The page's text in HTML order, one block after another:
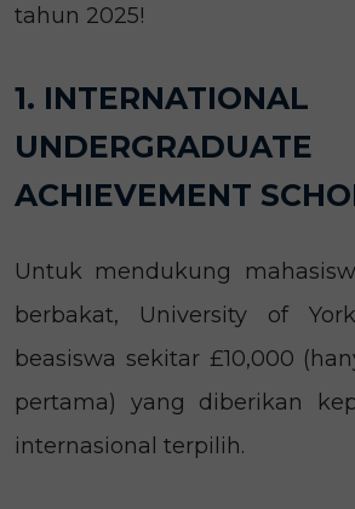
tahun 2025!
1. INTERNATIONAL
UNDERGRADUATE
ACHIEVEMENT
Untuk mendukung
berbakat, University of
beasiswa sekitar £10,000
pertama) yang diberikan
internasional terpilih.